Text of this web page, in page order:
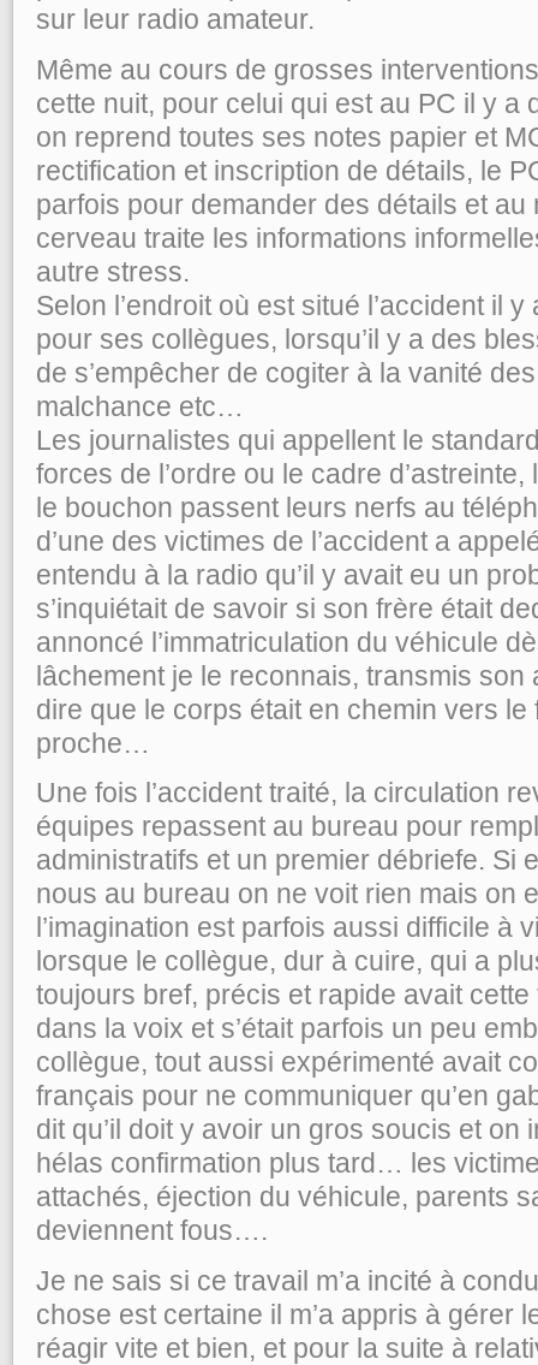
sur leur radio amateur.
Même au cours de grosses
cette nuit, pour celui qui est au PC il y a
on reprend toutes ses notes papier et
rectification et inscription de détails, le
parfois pour demander des détails et au
cerveau traite les informations
autre stress.
Selon l’endroit où est situé l’accident il
pour ses collègues, lorsqu’il y a des
de s’empêcher de cogiter à la vanité
malchance etc…
Les journalistes qui appellent le
forces de l’ordre ou le cadre
le bouchon passent leurs nerfs au
d’une des victimes de l’accident a
entendu à la radio qu’il y avait eu un
s’inquiétait de savoir si son frère était
annoncé l’immatriculation du véhicule
lâchement je le reconnais, transmis son
dire que le corps était en chemin vers
proche…
Une fois l’accident traité, la circulation
équipes repassent au bureau pour
administratifs et un premier débriefe. Si
nous au bureau on ne voit rien mais on
l’imagination est parfois aussi difficile à
lorsque le collègue, dur à cuire, qui a
toujours bref, précis et rapide avait
dans la voix et s’était parfois un peu
collègue, tout aussi expérimenté avait
français pour ne communiquer qu’en
dit qu’il doit y avoir un gros soucis et
hélas confirmation plus tard… les
attachés, éjection du véhicule, parents
deviennent fous….
Je ne sais si ce travail m’a incité à
chose est certaine il m’a appris à gérer
réagir vite et bien, et pour la suite à